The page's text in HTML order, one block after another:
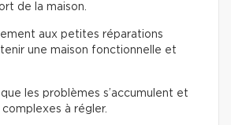
de la maison.
aux petites réparations
une maison fonctionnelle et
les problèmes s’accumulent et
à régler.